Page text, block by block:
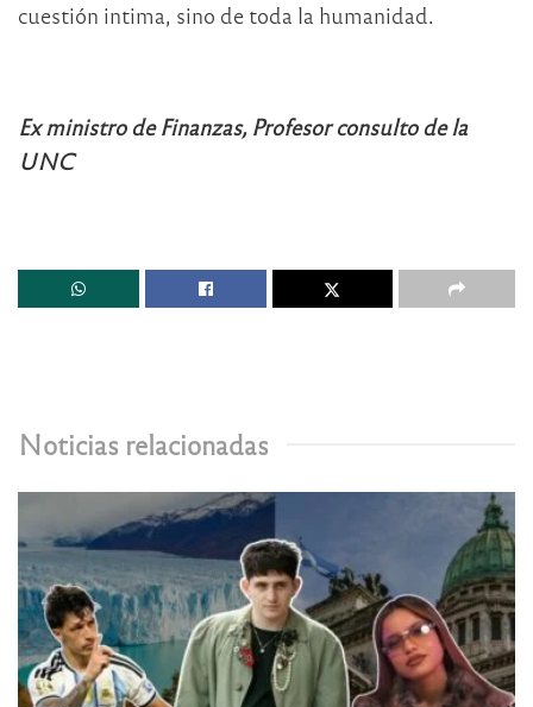
cuestión intima, sino de toda la humanidad.
Ex ministro de Finanzas, Profesor consulto de la
UNC
Noticias relacionadas